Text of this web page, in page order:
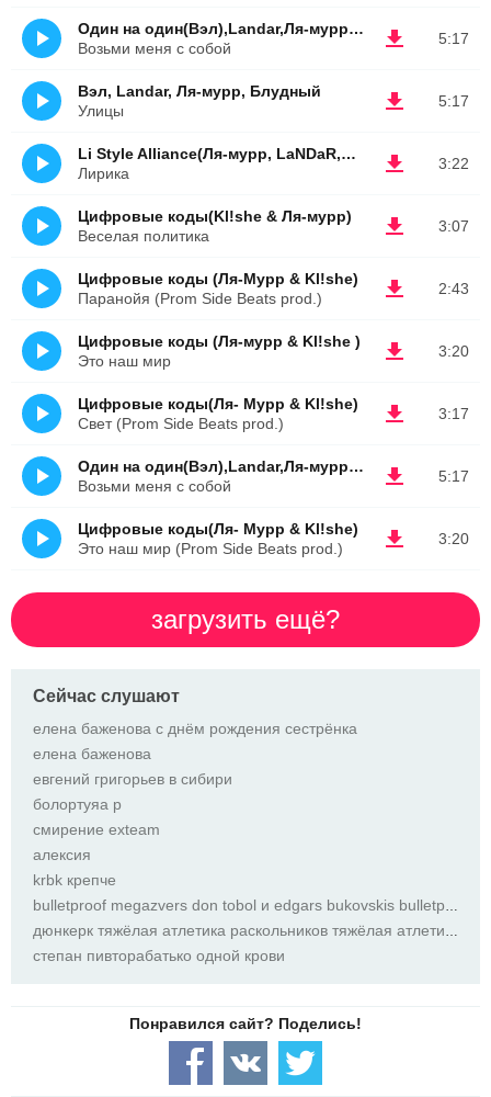
5:17
Один на один(Вэл),Landar,Ля-мурр,СБ(Блудный),Тори
Возьми меня с собой
5:17
Вэл, Landar, Ля-мурр, Блудный
Улицы
3:22
Li Style Alliance(Ля-мурр, LaNDaR,Тори)
Лирика
3:07
Цифровые коды(Kl!she & Ля-мурр)
Веселая политика
2:43
Цифровые коды (Ля-Мурр & Kl!she)
Паранойя (Prom Side Beats prod.)
3:20
Цифровые коды (Ля-мурр & Kl!she )
Это наш мир
3:17
Цифровые коды(Ля- Мурр & Kl!she)
Свет (Prom Side Beats prod.)
5:17
Один на один(Вэл),Landar,Ля-мурр,СБ(Блудный)
Возьми меня с собой
3:20
Цифровые коды(Ля- Мурр & Kl!she)
Это наш мир (Prom Side Beats prod.)
загрузить ещё?
Сейчас слушают
елена баженова с днём рождения сестрёнка
елена баженова
евгений григорьев в сибири
болортуяа р
смирение exteam
алексия
krbk крепче
bulletproof megazvers don tobol и edgars bukovskis bulletproof
дюнкерк тяжёлая атлетика раскольников тяжёлая атлетика раскольников
степан пивторабатько одной крови